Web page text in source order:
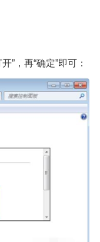
”，再“确定”即可：